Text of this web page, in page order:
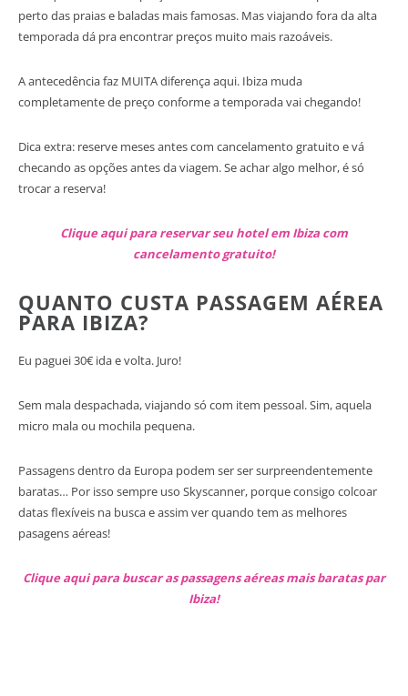
perto das praias e baladas mais famosas. Mas viajando fora da alta
temporada dá pra encontrar preços muito mais razoáveis.
A antecedência faz MUITA diferença aqui. Ibiza muda
completamente de preço conforme a temporada vai chegando!
Dica extra: reserve meses antes com cancelamento gratuito e vá
checando as opções antes da viagem. Se achar algo melhor, é só
trocar a reserva!
Clique aqui para reservar seu hotel em Ibiza com
cancelamento gratuito!
QUANTO CUSTA PASSAGEM AÉREA
PARA IBIZA?
Eu paguei 30€ ida e volta. Juro!
Sem mala despachada, viajando só com item pessoal. Sim, aquela
micro mala ou mochila pequena.
Passagens dentro da Europa podem ser ser surpreendentemente
baratas… Por isso sempre uso Skyscanner, porque consigo colcoar
datas flexíveis na busca e assim ver quando tem as melhores
pasagens aéreas!
Clique aqui para buscar as passagens aéreas mais baratas par
Ibiza!